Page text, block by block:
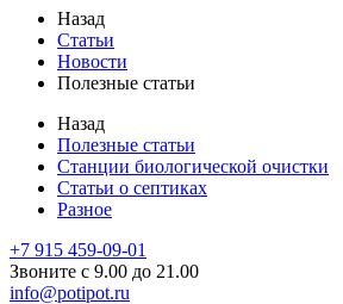
Назад
Статьи
Новости
Полезные статьи
Назад
Полезные статьи
Станции биологической очистки
Статьи о септиках
Разное
+7 915 459-09-01
Звоните с 9.00 до 21.00
info@potipot.ru